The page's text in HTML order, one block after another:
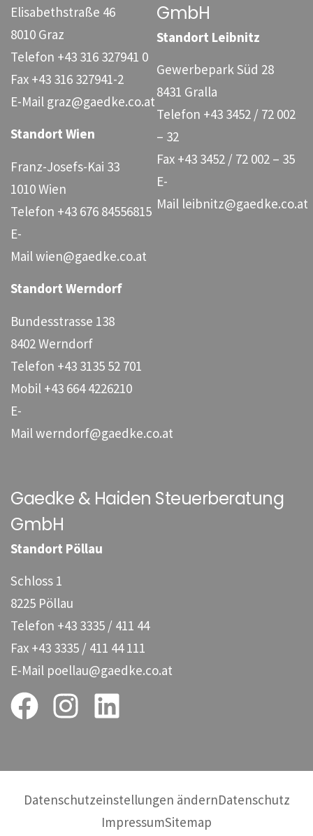
Elisabethstraße 46
8010 Graz
Telefon +43 316 327941 0
Fax +43 316 327941-2
E-Mail graz@gaedke.co.at
Standort Wien
Franz-Josefs-Kai 33
1010 Wien
Telefon +43 676 84556815
E-
Mail wien@gaedke.co.at
Standort Werndorf
Bundesstrasse 138
8402 Werndorf
Telefon +43 3135 52 701
Mobil +43 664 4226210
E-
Mail werndorf@gaedke.co.at
GmbH
Standort Leibnitz
Gewerbepark Süd 28
8431 Gralla
Telefon +43 3452 / 72 002
– 32
Fax +43 3452 / 72 002 – 35
E-
Mail leibnitz@gaedke.co.at
Gaedke & Haiden Steuerberatung
GmbH
Standort Pöllau
Schloss 1
8225 Pöllau
Telefon +43 3335 / 411 44
Fax +43 3335 / 411 44 111
E-Mail poellau@gaedke.co.at
Datenschutzeinstellungen ändernDatenschutz
ImpressumSitemap